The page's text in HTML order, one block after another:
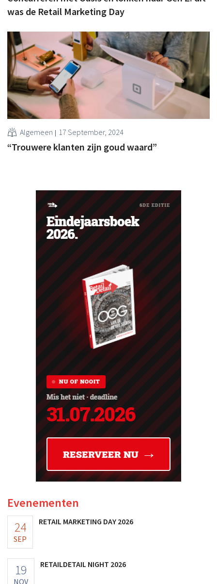
was de Retail Marketing Day
Algemeen 17 September, 2024
“Trouwere klanten zijn goud waard”
Evenementen
24
SEP
RETAIL MARKETING DAY 2026
19
NOV
RETAILDETAIL NIGHT 2026